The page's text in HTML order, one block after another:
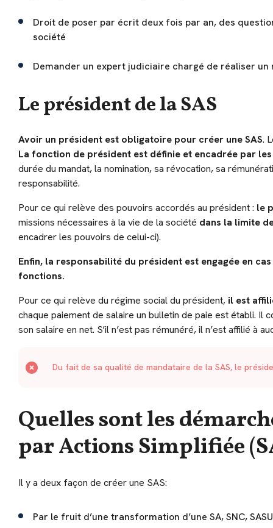
Droit de poser par écrit deux fois par an, des
société
Demander un expert judiciaire chargé de réaliser
Le président de la SAS
Avoir un président est obligatoire pour créer une SAS.
La fonction de président est définie et encadrée par
durée du mandat, la nomination, sa révocation, sa
responsabilité.
Pour ce qui relève des pouvoirs accordés au président : le
missions nécessaires à la vie de la société dans la limite
encadrer les pouvoirs de celui-ci).
Enfin, la responsabilité du président est engagée en
fonctions.
Pour ce qui relève du régime social du président, il est
chaque paiement de salaire un bulletin de paie est établi.
son salaire en net. S’il n’est pas rémunéré, il n’est affilié à
Du fait de sa qualité de mandataire de la SAS, le
Quelles sont les
par Actions Simplifiée
Il y a deux façon de créer une SAS:
Par le fruit d’une transformation d’une SA, SNC,